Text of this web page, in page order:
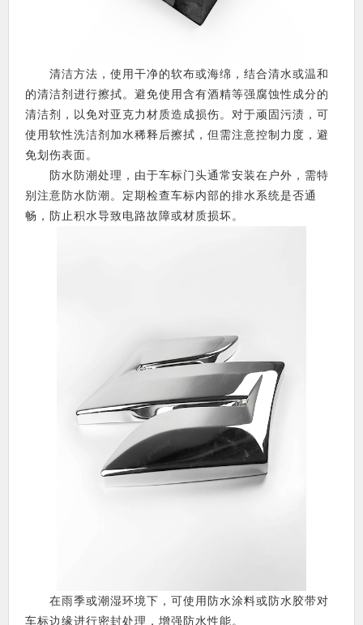
清洁方法，使用干净的软布或海绵，结合清水或温和
的清洁剂进行擦拭。避免使用含有酒精等强腐蚀性成分的
清洁剂，以免对亚克力材质造成损伤。对于顽固污渍，可
使用软性洗洁剂加水稀释后擦拭，但需注意控制力度，避
免划伤表面。
防水防潮处理，由于车标门头通常安装在户外，需特
别注意防水防潮。定期检查车标内部的排水系统是否通
畅，防止积水导致电路故障或材质损坏。
在雨季或潮湿环境下，可使用防水涂料或防水胶带对
车标边缘进行密封处理，增强防水性能。